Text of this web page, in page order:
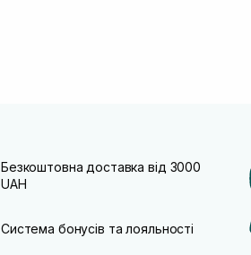
Безкоштовна доставка від 3000
UAH
Система бонусів та лояльності